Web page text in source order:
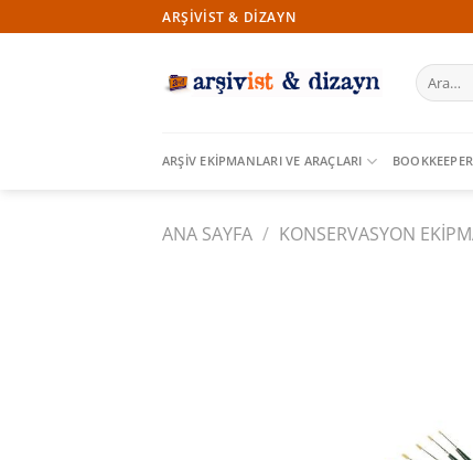
atla
ARŞIVIST & DIZAYN
Ara:
ARŞIV EKIPMANLARI VE ARAÇLARI BOOKKEEPER
ANA SAYFA / KONSERVASYON